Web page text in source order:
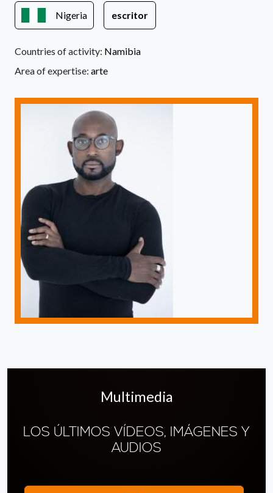
Nigeria escritor
Countries of activity: Namibia
Area of expertise: arte
Multimedia
LOS ÚLTIMOS VÍDEOS, IMÁGENES Y
AUDIOS